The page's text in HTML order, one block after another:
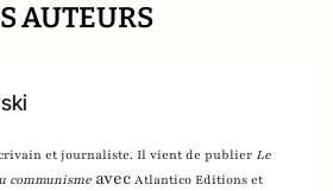
AUTEURS
et journaliste. Il vient de publier Le
communisme avec Atlantico Editions et